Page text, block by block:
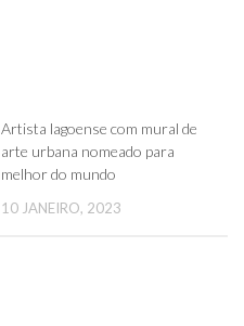
Artista lagoense com mural de
arte urbana nomeado para
melhor do mundo
10 JANEIRO, 2023